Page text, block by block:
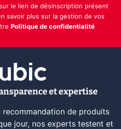
le lien de désinscription présent
savoir plus sur la gestion de vos
Politique de confidentialité
et expertise
recommandation de produits
jour, nos experts testent et